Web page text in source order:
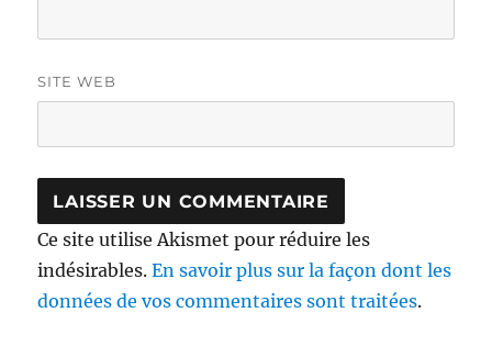
SITE WEB
Ce site utilise Akismet pour réduire les
indésirables.En savoir plus sur la façon dont les
données de vos commentaires sont traitées.